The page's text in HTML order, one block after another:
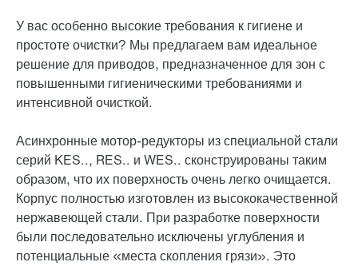
У вас особенно высокие требования к гигиене и
простоте очистки? Мы предлагаем вам идеальное
решение для приводов, предназначенное для зон с
повышенными гигиеническими требованиями и
интенсивной очисткой.
Асинхронные мотор-редукторы из специальной стали
серий KES.., RES.. и WES.. сконструированы таким
образом, что их поверхность очень легко очищается.
Корпус полностью изготовлен из высококачественной
нержавеющей стали. При разработке поверхности
были последовательно исключены углубления и
потенциальные «места скопления грязи». Это